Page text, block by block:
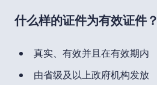
什么样的证件为有效证件？
真实、有效并且在有效期内
由省级及以上政府机构发放